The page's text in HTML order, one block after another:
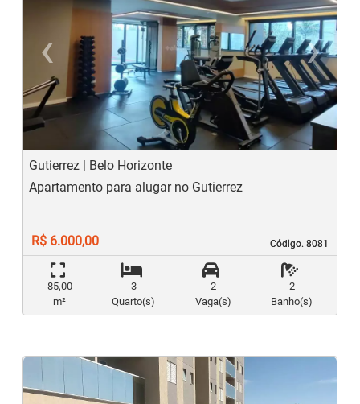
‹
Previous
›
Gutierrez | Belo Horizonte
Código. 8081
Código. 8081
Apartamento para alugar no Gutierrez
R$ 6.000,00
85,00
m²
3
Quarto(s)
2
Vaga(s)
2
Banho(s)